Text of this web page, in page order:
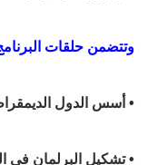
وتتضمن حلقات البرنامج
• أسس الدول
• تشكيل البرلمان فى